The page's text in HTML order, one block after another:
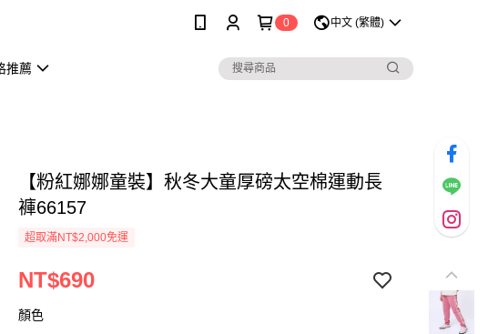
0 中文 (繁體)
推薦
【粉紅娜娜童裝】秋冬大童厚磅太空棉運動長
褲66157
超取滿NT$2,000免運
NT$690
顏色